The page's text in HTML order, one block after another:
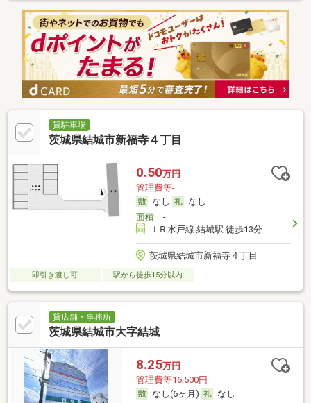
貸駐車場
茨城県結城市新福寺４丁目
0.50万円
管理費等-
なし
なし
面積-
ＪＲ水戸線 結城駅 徒歩13分
茨城県結城市新福寺４丁目
即引き渡し可 駅から徒歩15分以内
貸店舗・事務所
茨城県結城市大字結城
8.25万円
管理費等16,500円
なし(6ヶ月)
なし